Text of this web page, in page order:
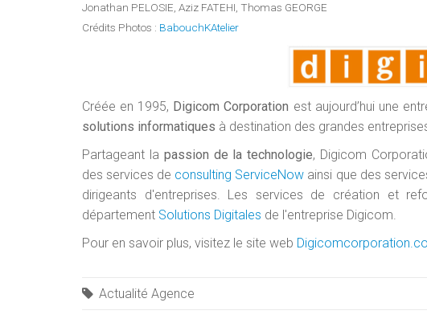
Jonathan PELOSIE, Aziz FATEHI, Thomas GEORGE
Crédits Photos : BabouchKAtelier
Créée en 1995, Digicom Corporation est aujourd’hui une
solutions informatiques à destination des grandes
Partageant la passion de la technologie, Digicom
des services de consulting ServiceNow ainsi que des
dirigeants d'entreprises. Les services de création et
département Solutions Digitales de l'entreprise Digicom.
Pour en savoir plus, visitez le site web
Actualité Agence